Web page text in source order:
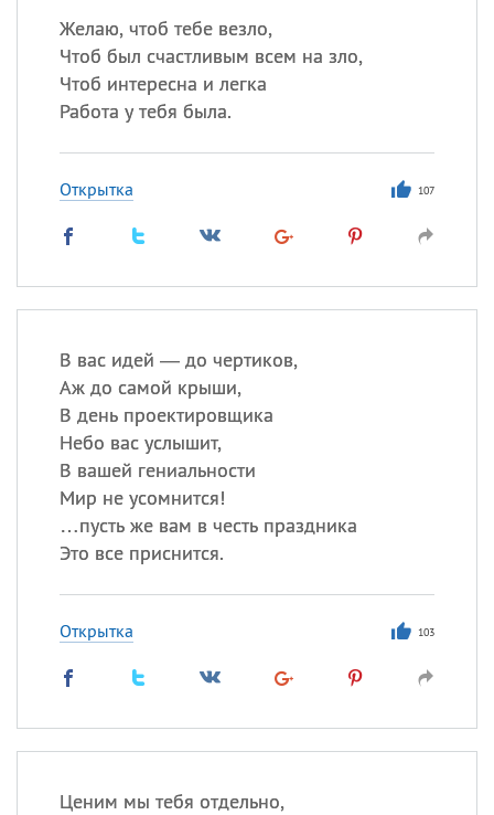
Желаю, чтоб тебе везло,
Чтоб был счастливым всем на зло,
Чтоб интересна и легка
Работа у тебя была.
Открытка 107
В вас идей — до чертиков,
Аж до самой крыши,
В день проектировщика
Небо вас услышит,
В вашей гениальности
Мир не усомнится!
…пусть же вам в честь праздника
Это все приснится.
Открытка 103
Ценим мы тебя отдельно,